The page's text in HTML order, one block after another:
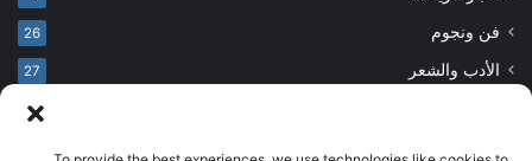
فن ونجوم 26
الأدب والشعر 27